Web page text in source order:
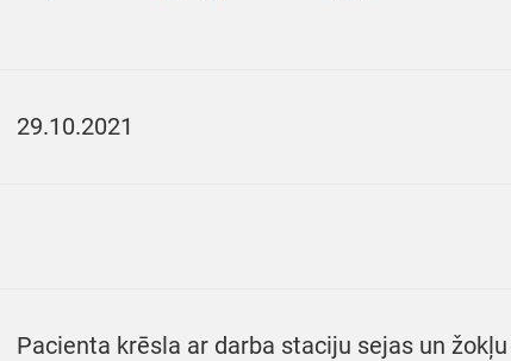
29.10.2021
Pacienta krēsla ar darba staciju sejas un